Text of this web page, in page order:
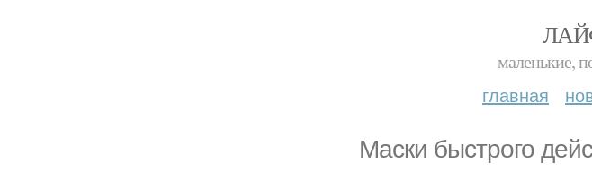
маленькие,
главная
Маски быстрого